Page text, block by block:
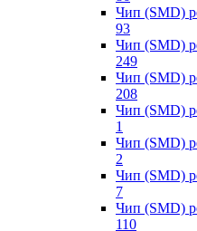
Чип (SMD)
93
Чип (SMD)
249
Чип (SMD)
208
Чип (SMD)
1
Чип (SMD)
2
Чип (SMD)
7
Чип (SMD)
110